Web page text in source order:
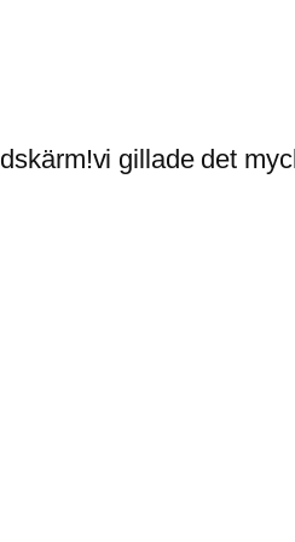
gillade det